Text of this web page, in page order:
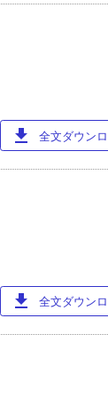
download 全文ダウン
download 全文ダウン